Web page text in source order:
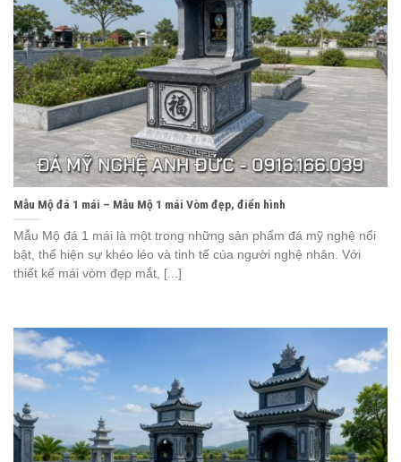
Mẫu Mộ đá 1 mái – Mẫu Mộ 1 mái Vòm đẹp, điển hình
Mẫu Mộ đá 1 mái là một trong những sản phẩm đá mỹ nghệ nổi
bật, thể hiện sự khéo léo và tinh tế của người nghệ nhân. Với
thiết kế mái vòm đẹp mắt, [...]